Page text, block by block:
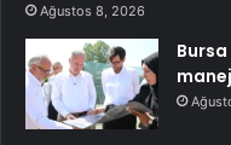
Ağustos 8, 2026